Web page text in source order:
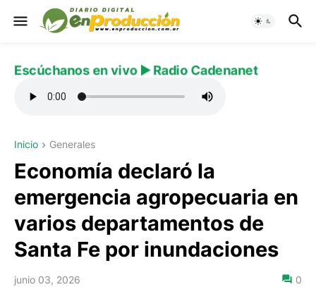
Escúchanos en vivo ▶️ Radio Cadenanet
Inicio Generales
Economía declaró la
emergencia agropecuaria en
varios departamentos de
Santa Fe por inundaciones
junio 03, 2026 0